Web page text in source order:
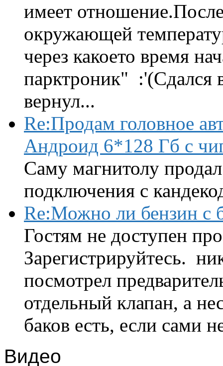
имеет
окружающей
через какоето время
парктроник" :'(Сдался
вернул...
Re:Продам головное
Андроид 6*128 Гб с
Саму магнитолу
подключения с
Re:Можно ли бензин с
Гостям не доступен
Зарегистрируйтесь.
посмотрел
отдельный клапан, а
баков есть, если сами
Видео